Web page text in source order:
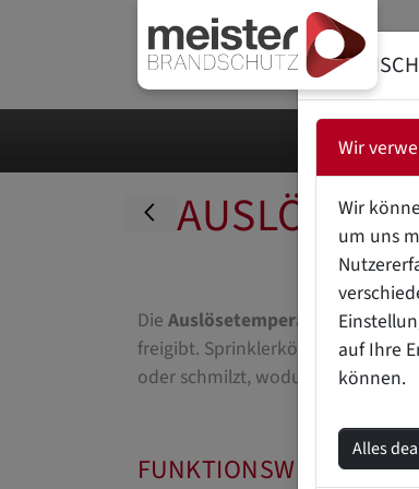
Die Auslösetemperatur bei
freigibt. Sprinklerköpfe sind mit
oder schmilzt, wodurch der
FUNKTIONSWEISE DER
Wir
Wir
um uns
auf Ihre
können.
Alles